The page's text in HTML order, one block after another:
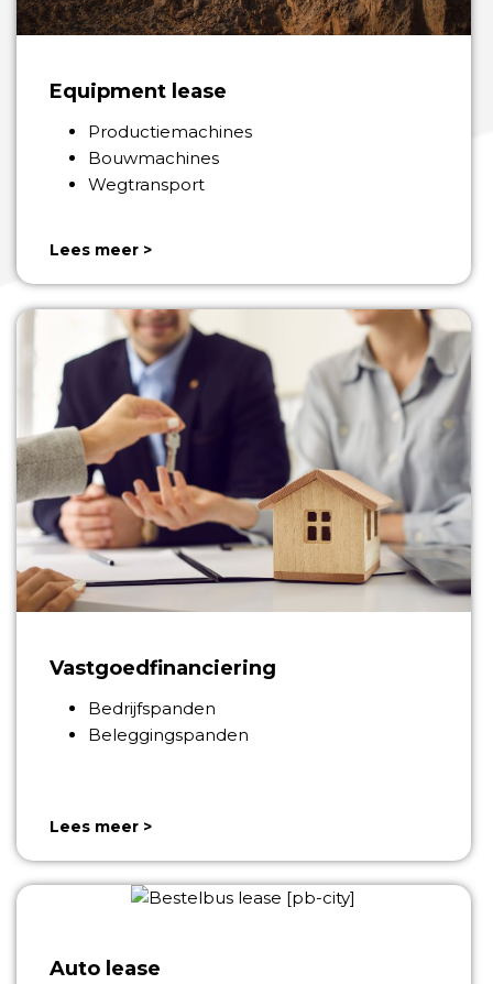
Equipment lease
Productiemachines
Bouwmachines
Wegtransport
Lees meer >
Vastgoedfinanciering
Bedrijfspanden
Beleggingspanden
Lees meer >
Auto lease